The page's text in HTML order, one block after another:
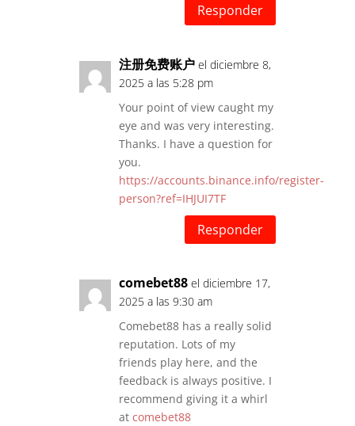
Responder
注册免费账户 el diciembre 8,
2025 a las 5:28 pm
Your point of view caught my
eye and was very interesting.
Thanks. I have a question for
you.
https://accounts.binance.info/register-
person?ref=IHJUI7TF
Responder
comebet88 el diciembre 17,
2025 a las 9:30 am
Comebet88 has a really solid
reputation. Lots of my
friends play here, and the
feedback is always positive. I
recommend giving it a whirl
at comebet88